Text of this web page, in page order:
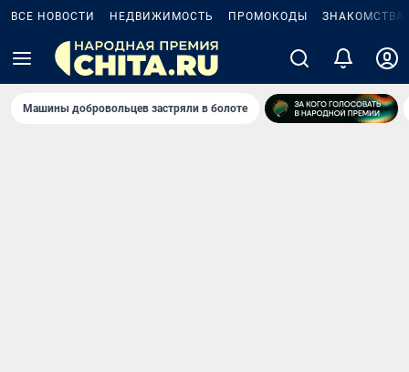
ВСЕ НОВОСТИ НЕДВИЖИМОСТЬ ПРОМОКОДЫ ЗНАКОМСТВА
Машины добровольцев застряли в болоте